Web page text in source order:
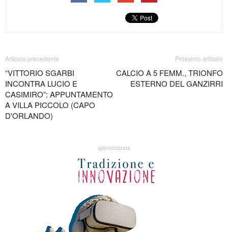
Articolo precedente
“VITTORIO SGARBI
INCONTRA LUCIO E
CASIMIRO”: APPUNTAMENTO
A VILLA PICCOLO (CAPO
D'ORLANDO)
Prossimo articolo
CALCIO A 5 FEMM., TRIONFO
ESTERNO DEL GANZIRRI
sponsorizzata